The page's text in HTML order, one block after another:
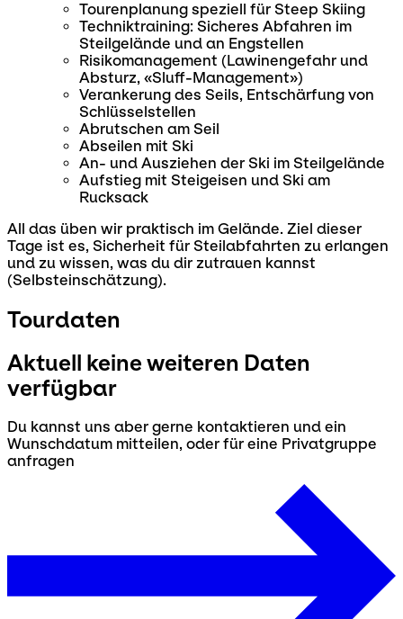
Tourenplanung speziell für Steep Skiing
Techniktraining: Sicheres Abfahren im
Steilgelände und an Engstellen
Risikomanagement (Lawinengefahr und
Absturz, «Sluff-Management»)
Verankerung des Seils, Entschärfung von
Schlüsselstellen
Abrutschen am Seil
Abseilen mit Ski
An- und Ausziehen der Ski im Steilgelände
Aufstieg mit Steigeisen und Ski am
Rucksack
All das üben wir praktisch im Gelände. Ziel dieser
Tage ist es, Sicherheit für Steilabfahrten zu erlangen
und zu wissen, was du dir zutrauen kannst
(Selbsteinschätzung).
Tourdaten
Aktuell keine weiteren Daten
verfügbar
Du kannst uns aber gerne kontaktieren und ein
Wunschdatum mitteilen, oder für eine Privatgruppe
anfragen